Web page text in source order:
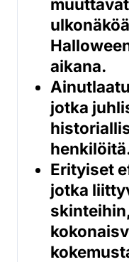
aikana.
jotka
Erityiset
jotka